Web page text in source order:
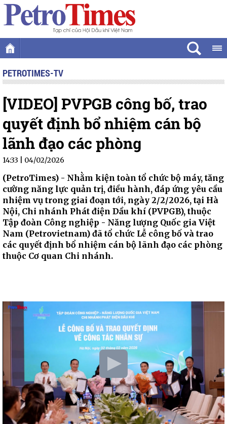
PETROTIMES-TV
[VIDEO] PVPGB công bố, trao
quyết định bổ nhiệm cán bộ
lãnh đạo các phòng
14:33 | 04/02/2026
(PetroTimes) - Nhằm kiện toàn tổ chức bộ máy, tăng
cường năng lực quản trị, điều hành, đáp ứng yêu cầu
nhiệm vụ trong giai đoạn tới, ngày 2/2/2026, tại Hà
Nội, Chi nhánh Phát điện Dầu khí (PVPGB), thuộc
Tập đoàn Công nghiệp - Năng lượng Quốc gia Việt
Nam (Petrovietnam) đã tổ chức Lễ công bố và trao
các quyết định bổ nhiệm cán bộ lãnh đạo các phòng
thuộc Cơ quan Chi nhánh.